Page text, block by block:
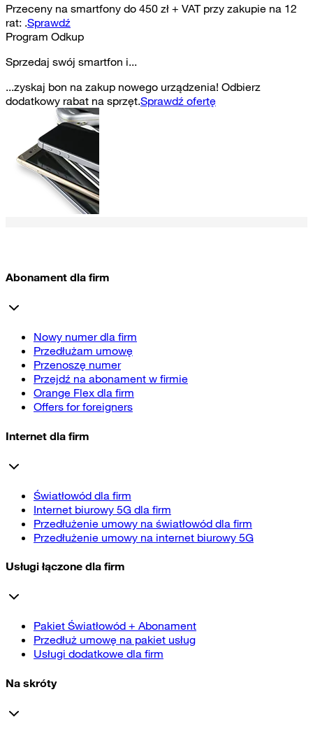
Przeceny na smartfony do 450 zł + VAT przy zakupie na 12
rat: .Sprawdź
Program Odkup
Sprzedaj swój smartfon i...
...zyskaj bon na zakup nowego urządzenia! Odbierz
dodatkowy rabat na sprzęt.Sprawdź ofertę
Abonament dla firm
Nowy numer dla firm
Przedłużam umowę
Przenoszę numer
Przejdź na abonament w firmie
Orange Flex dla firm
Offers for foreigners
Internet dla firm
Światłowód dla firm
Internet biurowy 5G dla firm
Przedłużenie umowy na światłowód dla firm
Przedłużenie umowy na internet biurowy 5G
Usługi łączone dla firm
Pakiet Światłowód + Abonament
Przedłuż umowę na pakiet usług
Usługi dodatkowe dla firm
Na skróty